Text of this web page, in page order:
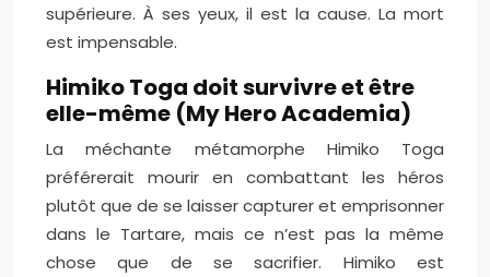
supérieure. À ses yeux, il est la cause. La mort
est impensable.
Himiko Toga doit survivre et être
elle-même (My Hero Academia)
La méchante métamorphe Himiko Toga
préférerait mourir en combattant les héros
plutôt que de se laisser capturer et emprisonner
dans le Tartare, mais ce n’est pas la même
chose que de se sacrifier. Himiko est